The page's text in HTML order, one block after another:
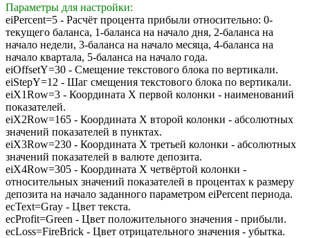
Параметры для настройки:
eiPercent=5 - Расчёт процента прибыли относительно: 0-
текущего баланса, 1-баланса на начало дня, 2-баланса на
начало недели, 3-баланса на начало месяца, 4-баланса на
начало квартала, 5-баланса на начало года.
eiOffsetY=30 - Смещение текстового блока по вертикали.
eiStepY=12 - Шаг смещения текстового блока по вертикали.
eiX1Row=3 - Координата X первой колонки - наименований
показателей.
eiX2Row=165 - Координата X второй колонки - абсолютных
значений показателей в пунктах.
eiX3Row=230 - Координата X третьей колонки - абсолютных
значений показателей в валюте депозита.
eiX4Row=305 - Координата X четвёртой колонки -
относительных значений показателей в процентах к размеру
депозита на начало заданного параметром eiPercent периода.
ecText=Gray - Цвет текста.
ecProfit=Green - Цвет положительного значения - прибыли.
ecLoss=FireBrick - Цвет отрицательного значения - убытка.